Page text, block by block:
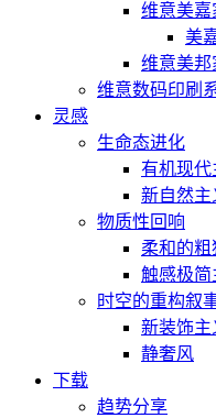
维意美嘉
美
维意美邦
维意数码印刷
灵感
生命态进化
有机现代
新自然主
物质性回响
柔和的粗
触感极简
时空的重构叙
新装饰主
静奢风
下载
趋势分享